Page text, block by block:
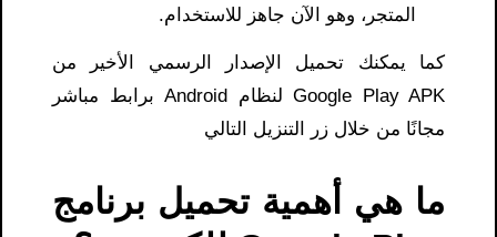
المتجر، وهو الآن جاهز للاستخدام.
كما يمكنك تحميل الإصدار الرسمي الأخير من
Google Play APK لنظام Android برابط مباشر
مجانًا من خلال زر التنزيل التالي
ما هي أهمية تحميل برنامج